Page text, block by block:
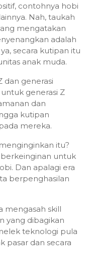
contohnya hobi
Nah, taukah
mengatakan
adalah
secara kutipan itu
anak muda.
dan generasi
generasi Z
dan
kutipan
mereka.
itu?
berkeinginan untuk
Dan apalagi era
berpenghasilan
mengasah skill
yang dibagikan
teknologi pula
pasar dan secara